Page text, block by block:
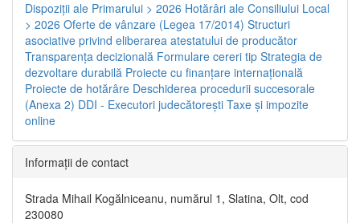
Dispoziţii ale Primarului > 2026 Hotărâri ale Consiliului Local
> 2026 Oferte de vânzare (Legea 17/2014) Structuri
asociative privind eliberarea atestatului de producător
Transparenţa decizională Formulare cereri tip Strategia de
dezvoltare durabilă Proiecte cu finanţare internaţională
Proiecte de hotărâre Deschiderea procedurii succesorale
(Anexa 2) DDI - Executori judecătorești Taxe şi impozite
online
Informaţii de contact
Strada Mihail Kogălniceanu, numărul 1, Slatina, Olt, cod
230080